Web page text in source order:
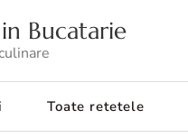
Bucatarie
Toate retetele